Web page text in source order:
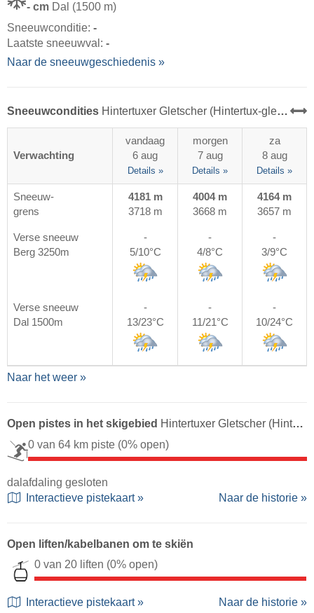
- cm Dal (1500 m)
Sneeuwconditie: -
Laatste sneeuwval: -
Naar de sneeuwgeschiedenis »
Sneeuwcondities Hintertuxer Gletscher (Hintertux-gletsjer)
Verwachting
vandaag
6 aug
Details »
morgen
7 aug
Details »
za
8 aug
Details »
Sneeuw-
grens
4181 m
3718 m
4004 m
3668 m
4164 m
3657 m
Verse sneeuw
Berg 3250m
-
5/10°C
-
4/8°C
-
3/9°C
Verse sneeuw
Dal 1500m
-
13/23°C
-
11/21°C
-
10/24°C
Naar het weer »
Open pistes in het skigebied Hintertuxer Gletscher (Hintertux-gletsjer)
0 van 64 km piste (0% open)
dalafdaling gesloten
Interactieve pistekaart »
Naar de historie »
Open liften/kabelbanen om te skiën
0 van 20 liften (0% open)
Interactieve pistekaart » Naar de historie »